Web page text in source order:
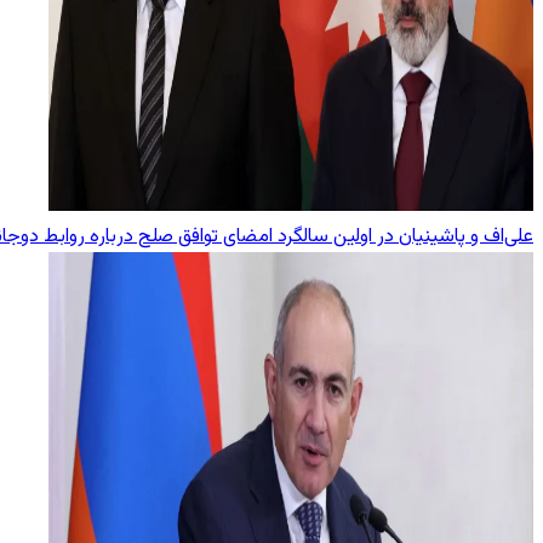
علی‌اف و پاشینیان در اولین سالگرد امضای توافق صلح درباره روابط